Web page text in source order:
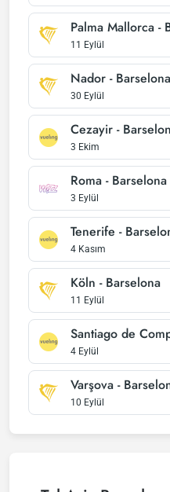
Palma Mallorca -
11 Eylül
Nador - Barselona
30 Eylül
Cezayir -
3 Ekim
Roma - Barselona
3 Eylül
Tenerife -
4 Kasım
Köln - Barselona
11 Eylül
4 Eylül
Varşova -
10 Eylül